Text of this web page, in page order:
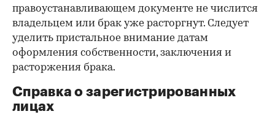
правоустанавливающем документе не числится
владельцем или брак уже расторгнут. Следует
уделить пристальное внимание датам
оформления собственности, заключения и
расторжения брака.
Справка о зарегистрированных
лицах